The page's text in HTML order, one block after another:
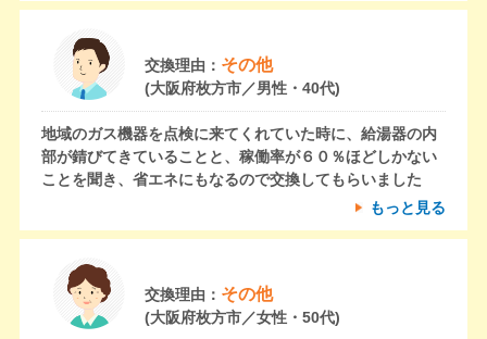
交換理由： その他
(大阪府枚方市／男性・40代)
地域のガス機器を点検に来てくれていた時に、給湯器の内
部が錆びてきていることと、稼働率が６０％ほどしかない
ことを聞き、省エネにもなるので交換してもらいました
もっと見る
交換理由： その他
(大阪府枚方市／女性・50代)